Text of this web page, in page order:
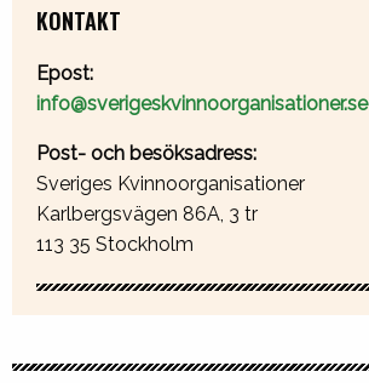
KONTAKT
Epost:
info@sverigeskvinnoorganisationer.se
Post- och besöksadress:
Sveriges Kvinnoorganisationer
Karlbergsvägen 86A, 3 tr
113 35 Stockholm